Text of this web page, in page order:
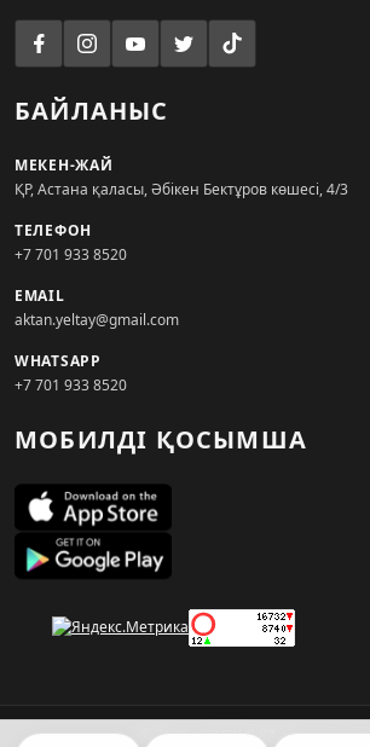
БАЙЛАНЫС
МЕКЕН-ЖАЙ
ҚР, Астана қаласы, Әбікен Бектұров көшесі, 4/3
ТЕЛЕФОН
+7 701 933 8520
EMAIL
aktan.yeltay@gmail.com
WHATSAPP
+7 701 933 8520
МОБИЛДІ ҚОСЫМША
© 2026. KZNEWS.KZ ақпарат